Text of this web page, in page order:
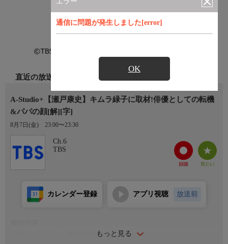
通信に問題が発生しました[error]
OK
直近の放送
A-Studio+【瀬戸康史】キムラ緑子に取材!俳優としての転機
&パパの顔[解][字]
8月7日(金) 23:00〜23:30
Ch.6
TBS
もっと見る
カレンダー登録 アプリ視聴 放送前
今回のゲストは、瀬戸康史。